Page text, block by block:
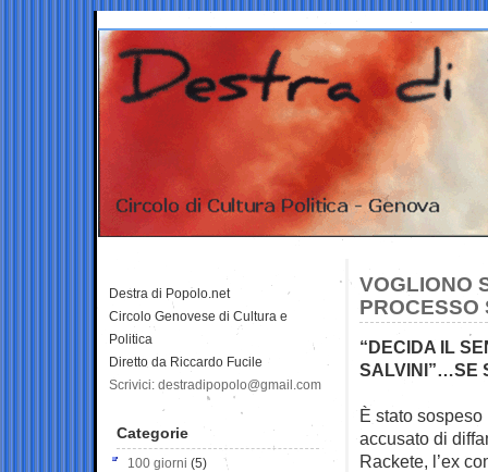
VOGLIONO
PROCESSO
“DECIDA IL
SALVINI”…SE
È stato
accusato di
Rackete, l’ex
Destra di Popolo.net
Circolo Genovese di Cultura e
Politica
Diretto da Riccardo Fucile
Scrivici: destradipopolo@gmail.com
Categorie
100 giorni (5)